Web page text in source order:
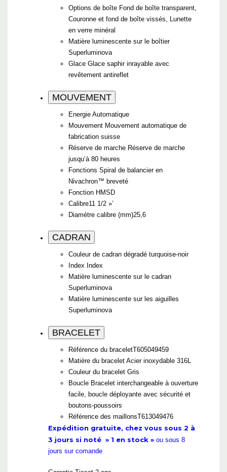
Options de boîte Fond de boîte transparent,
Couronne et fond de boîte vissés, Lunette
en verre minéral
Matière luminescente sur le boîtier
Superluminova
Glace Glace saphir inrayable avec
revêtement antireflet
MOUVEMENT
Energie Automatique
Mouvement Mouvement automatique de
fabrication suisse
Réserve de marche Réserve de marche
jusqu’à 80 heures
Fonctions Spiral de balancier en
Nivachron™ breveté
Fonction HMSD
Calibre11 1/2 »’
Diamètre calibre (mm)25,6
CADRAN
Couleur de cadran dégradé turquoise-noir
Index Index
Matière luminescente sur le cadran
Superluminova
Matière luminescente sur les aiguilles
Superluminova
BRACELET
Référence du braceletT605049459
Matière du bracelet Acier inoxydable 316L
Couleur du bracelet Gris
Boucle Bracelet interchangeable à ouverture
facile, boucle déployante avec sécurité et
boutons-poussoirs
Référence des maillonsT613049476
Expédition gratuite, chez vous sous 2 à
3 jours si noté » 1 en stock » ou sous 8
jours sur comande